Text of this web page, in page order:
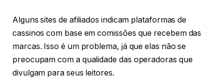
Alguns sites de afiliados indicam plataformas de
cassinos com base em comissões que recebem das
marcas. Isso é um problema, já que elas não se
preocupam com a qualidade das operadoras que
divulgam para seus leitores.